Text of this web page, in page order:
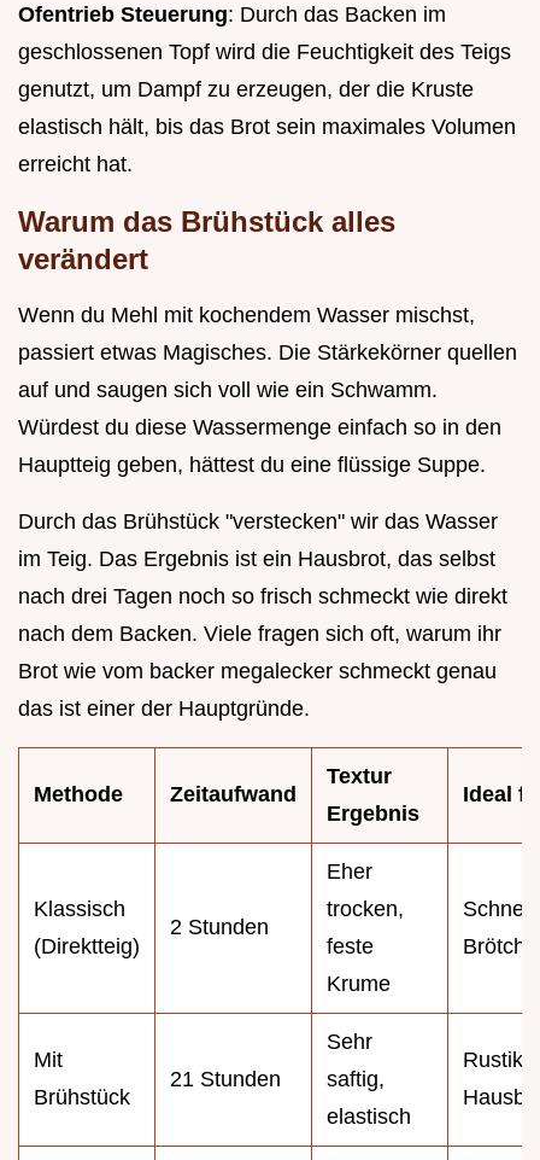
Ofentrieb Steuerung: Durch das Backen im
geschlossenen Topf wird die Feuchtigkeit des Teigs
genutzt, um Dampf zu erzeugen, der die Kruste
elastisch hält, bis das Brot sein maximales Volumen
erreicht hat.
Warum das Brühstück alles
verändert
Wenn du Mehl mit kochendem Wasser mischst,
passiert etwas Magisches. Die Stärkekörner quellen
auf und saugen sich voll wie ein Schwamm.
Würdest du diese Wassermenge einfach so in den
Hauptteig geben, hättest du eine flüssige Suppe.
Durch das Brühstück "verstecken" wir das Wasser
im Teig. Das Ergebnis ist ein Hausbrot, das selbst
nach drei Tagen noch so frisch schmeckt wie direkt
nach dem Backen. Viele fragen sich oft, warum ihr
Brot wie vom backer megalecker schmeckt genau
das ist einer der Hauptgründe.
Methode Zeitaufwand
Textur
Ergebnis
Ideal
Klassisch
(Direktteig)
2 Stunden
Eher
trocken,
feste
Krume
Mit
Brühstück
21 Stunden
Sehr
saftig,
elastisch